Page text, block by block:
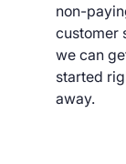
non-
customer
we can
started
away.